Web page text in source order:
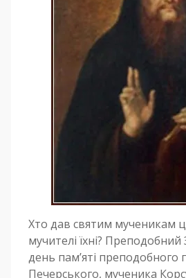
Хто дав святим мученикам
мучителі їхні?
день пам’яті преподобного
Печерського, мученика